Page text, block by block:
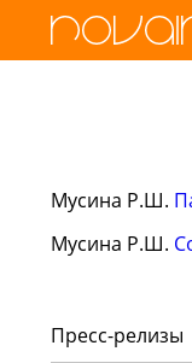
Мусина Р.Ш.
Мусина Р.Ш.
Пресс-релизы